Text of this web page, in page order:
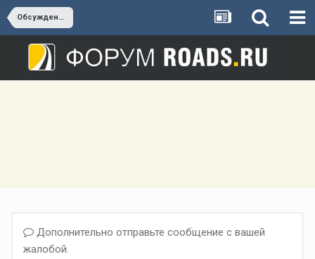
Обсуждение М-10 «Россия»
Дополнительно отправьте сообщение с вашей
жалобой.